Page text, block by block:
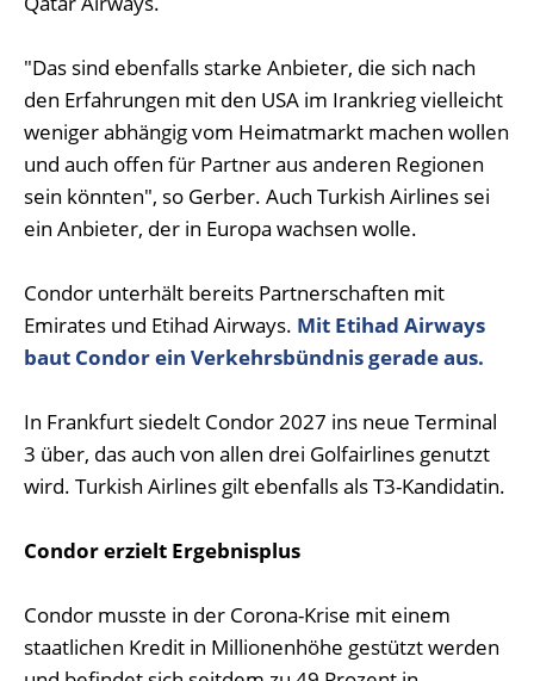
"Das sind ebenfalls starke Anbieter, die sich nach
den Erfahrungen mit den USA im Irankrieg vielleicht
weniger abhängig vom Heimatmarkt machen wollen
und auch offen für Partner aus anderen Regionen
sein könnten", so Gerber. Auch Turkish Airlines sei
ein Anbieter, der in Europa wachsen wolle.
Condor unterhält bereits Partnerschaften mit
Emirates und Etihad Airways. Mit Etihad Airways
baut Condor ein Verkehrsbündnis gerade aus.
In Frankfurt siedelt Condor 2027 ins neue Terminal
3 über, das auch von allen drei Golfairlines genutzt
wird. Turkish Airlines gilt ebenfalls als T3-Kandidatin.
Condor erzielt Ergebnisplus
Condor musste in der Corona-Krise mit einem
staatlichen Kredit in Millionenhöhe gestützt werden